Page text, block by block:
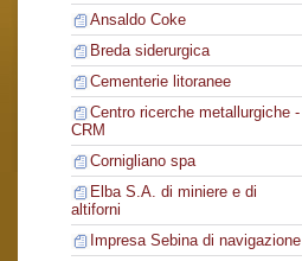
Ansaldo Coke
Breda siderurgica
Cementerie litoranee
Centro ricerche metallurgiche -
CRM
Cornigliano spa
Elba S.A. di miniere e di
altiforni
Impresa Sebina di navigazione